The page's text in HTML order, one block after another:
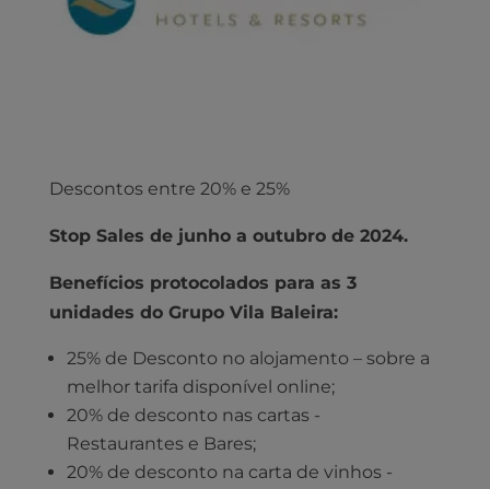
Descontos entre 20% e 25%
Stop Sales de junho a outubro de 2024.
Benefícios protocolados para as 3
unidades do Grupo Vila Baleira:
25% de Desconto no alojamento – sobre a
melhor tarifa disponível online;
20% de desconto nas cartas -
Restaurantes e Bares;
20% de desconto na carta de vinhos -